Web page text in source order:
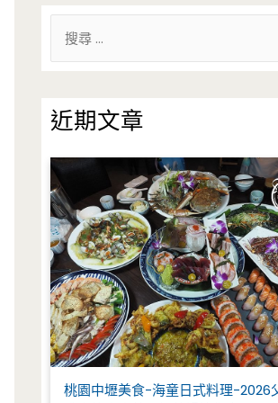
鍵
字
:
近期文章
桃園中壢美食-海童日式料理-2026